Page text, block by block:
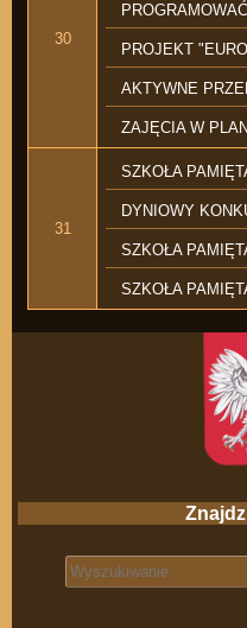
30
PROJEKT
AKTYWNE
ZAJĘCIA W
31
SZKOŁA
DYNIOWY
SZKOŁA
SZKOŁA
Search for: